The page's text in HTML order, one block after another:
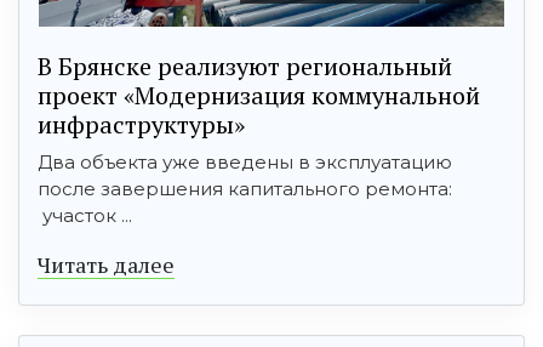
В Брянске реализуют региональный
проект «Модернизация коммунальной
инфраструктуры»
Два объекта уже введены в эксплуатацию
после завершения капитального ремонта:
участок ...
Читать далее